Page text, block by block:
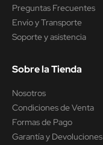
Preguntas Frecuentes
Envío y Transporte
Soporte y asistencia
Sobre la Tienda
Nosotros
Condiciones de Venta
Formas de Pago
Garantía y Devoluciones